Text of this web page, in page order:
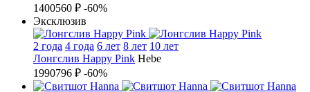
1400560 ₽ -60%
Эксклюзив
2 года 4 года 6 лет 8 лет 10 лет
Лонгслив Happy Pink Hebe
1990796 ₽ -60%